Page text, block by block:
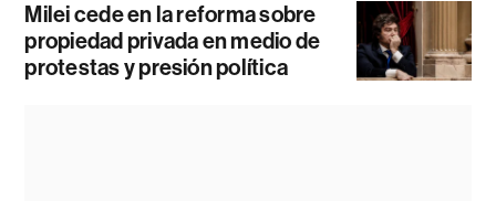
Milei cede en la reforma sobre
propiedad privada en medio de
protestas y presión política